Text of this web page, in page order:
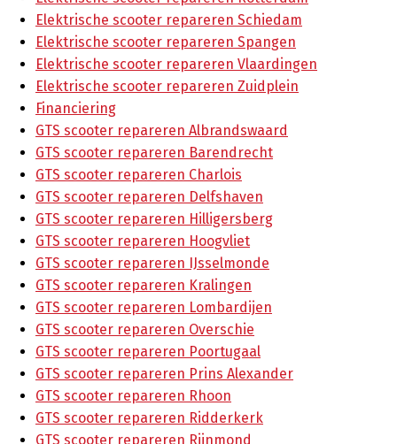
Elektrische scooter repareren Schiedam
Elektrische scooter repareren Spangen
Elektrische scooter repareren Vlaardingen
Elektrische scooter repareren Zuidplein
Financiering
GTS scooter repareren Albrandswaard
GTS scooter repareren Barendrecht
GTS scooter repareren Charlois
GTS scooter repareren Delfshaven
GTS scooter repareren Hilligersberg
GTS scooter repareren Hoogvliet
GTS scooter repareren IJsselmonde
GTS scooter repareren Kralingen
GTS scooter repareren Lombardijen
GTS scooter repareren Overschie
GTS scooter repareren Poortugaal
GTS scooter repareren Prins Alexander
GTS scooter repareren Rhoon
GTS scooter repareren Ridderkerk
GTS scooter repareren Rijnmond